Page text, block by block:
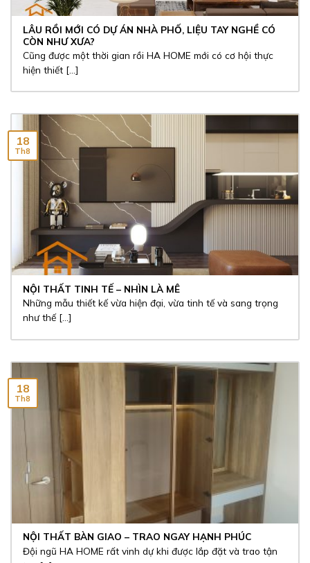
LÂU RỒI MỚI CÓ DỰ ÁN NHÀ PHỐ, LIỆU TAY NGHỀ CÓ
CÒN NHƯ XƯA?
Cũng được một thời gian rồi HA HOME mới có cơ hội thực
hiện thiết [...]
NỘI THẤT TINH TẾ – NHÌN LÀ MÊ
Những mẫu thiết kế vừa hiện đại, vừa tinh tế và sang trọng
như thế [...]
18
Th8
NỘI THẤT BÀN GIAO – TRAO NGAY HẠNH PHÚC
Đội ngũ HA HOME rất vinh dự khi được lắp đặt và trao tận
18
Th8